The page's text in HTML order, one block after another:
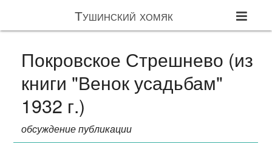
Тушинский хомяк
Покровское Стрешнево (из
книги "Венок усадьбам"
1932 г.)
обсуждение публикации